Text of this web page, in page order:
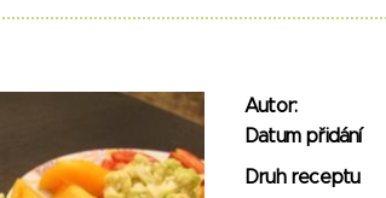
Autor:
Datum přidání
Druh receptu